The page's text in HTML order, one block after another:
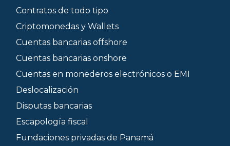
Contratos de todo tipo
Criptomonedas y Wallets
Cuentas bancarias offshore
Cuentas bancarias onshore
Cuentas en monederos electrónicos o EMI
Deslocalización
Disputas bancarias
Escapología fiscal
Fundaciones privadas de Panamá